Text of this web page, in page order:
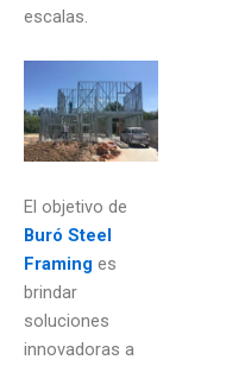
escalas.
El objetivo de
Buró Steel
Framing es
brindar
soluciones
innovadoras a